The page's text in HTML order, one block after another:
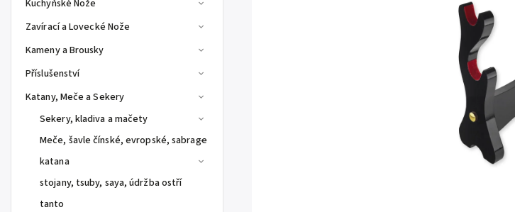
Kuchyňské Nože
Zavírací a Lovecké Nože
Kameny a Brousky
Příslušenství
Katany, Meče a Sekery
Sekery, kladiva a mačety
Meče, šavle čínské, evropské, sabrage
katana
stojany, tsuby, saya, údržba ostří
tanto